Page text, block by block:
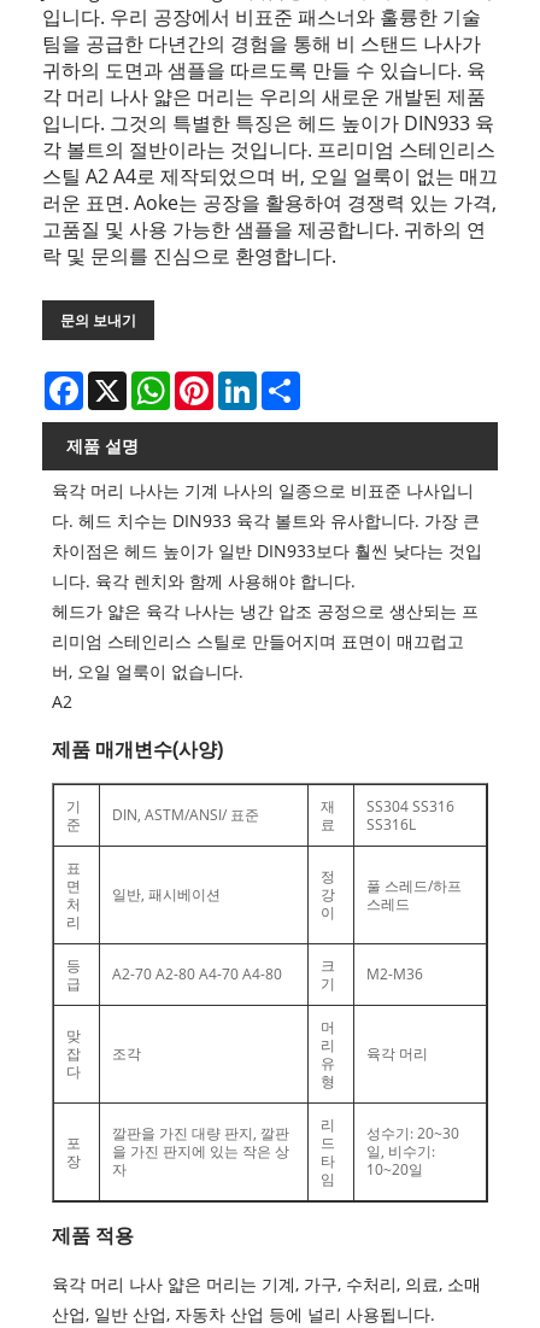
입니다. 우리 공장에서 비표준 패스너와 훌륭한 기술
팀을 공급한 다년간의 경험을 통해 비 스탠드 나사가
귀하의 도면과 샘플을 따르도록 만들 수 있습니다. 육
각 머리 나사 얇은 머리는 우리의 새로운 개발된 제품
입니다. 그것의 특별한 특징은 헤드 높이가 DIN933 육
각 볼트의 절반이라는 것입니다. 프리미엄 스테인리스
스틸 A2 A4로 제작되었으며 버, 오일 얼룩이 없는 매끄
러운 표면. Aoke는 공장을 활용하여 경쟁력 있는 가격,
고품질 및 사용 가능한 샘플을 제공합니다. 귀하의 연
락 및 문의를 진심으로 환영합니다.
문의 보내기
Facebook
X WhatsAppPinterestLinkedIn
제품 설명
육각 머리 나사는 기계 나사의 일종으로 비표준 나사입니
다. 헤드 치수는 DIN933 육각 볼트와 유사합니다. 가장 큰
차이점은 헤드 높이가 일반 DIN933보다 훨씬 낮다는 것입
니다. 육각 렌치와 함께 사용해야 합니다.
헤드가 얇은 육각 나사는 냉간 압조 공정으로 생산되는 프
리미엄 스테인리스 스틸로 만들어지며 표면이 매끄럽고
버, 오일 얼룩이 없습니다.
A2
제품 매개변수(사양)
기
준
DIN, ASTM/ANSI/ 표준
재
료
SS304 SS316
SS316L
표
면
처
리
일반, 패시베이션
정
강
이
풀 스레드/하프
스레드
등
급
A2-70 A2-80 A4-70 A4-80
크
기
M2-M36
맞
잡
다
조각
머
리
유
형
육각 머리
포
장
깔판을 가진 대량 판지, 깔판
을 가진 판지에 있는 작은 상
자
리
드
타
임
성수기: 20~30
일, 비수기:
10~20일
제품 적용
육각 머리 나사 얇은 머리는 기계, 가구, 수처리, 의료, 소매
산업, 일반 산업, 자동차 산업 등에 널리 사용됩니다.